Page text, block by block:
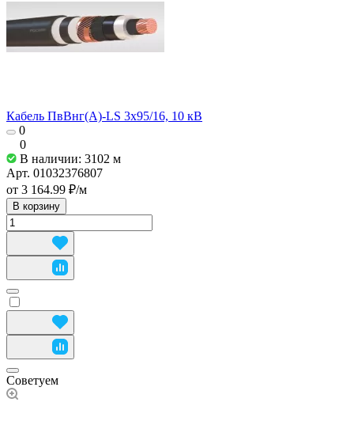
Кабель ПвВнг(А)-LS 3х95/16, 10 кВ
0
0
В наличии: 3102 м
Арт. 01032376807
от 3 164.99 ₽/м
В корзину
Советуем